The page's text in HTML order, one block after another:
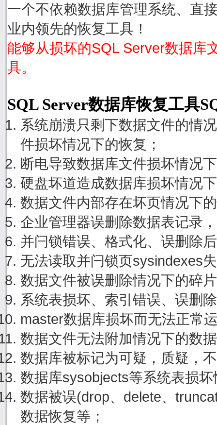
一个不依赖数据库管理系统、直
业内领先的恢复工具！
能够从损坏的SQL Server数据库
具。
SQL Server数据库恢复工具
系统崩溃只剩下数据文件的情
件损坏情况下的恢复；
断电导致数据库文件损坏情况
硬盘坏道造成数据库损坏情况
数据文件内部存在坏页情况下
企业管理器误删除数据表记录
并闩锁错误、格式化、误删除
无法读取并闩锁页sysindexes
数据文件被误删除情况下的碎
系统表损坏、索引错误、误删
master数据库损坏而无法正常
数据文件无法附加情况下的数
数据库被标记为可疑，质疑，
数据库sysobjects等系统表损
数据被误(drop、delete、
数据恢复等；